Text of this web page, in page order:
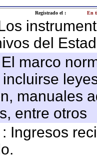
Registrado el : En
del
marco
manuales
entre otros
: Ingresos